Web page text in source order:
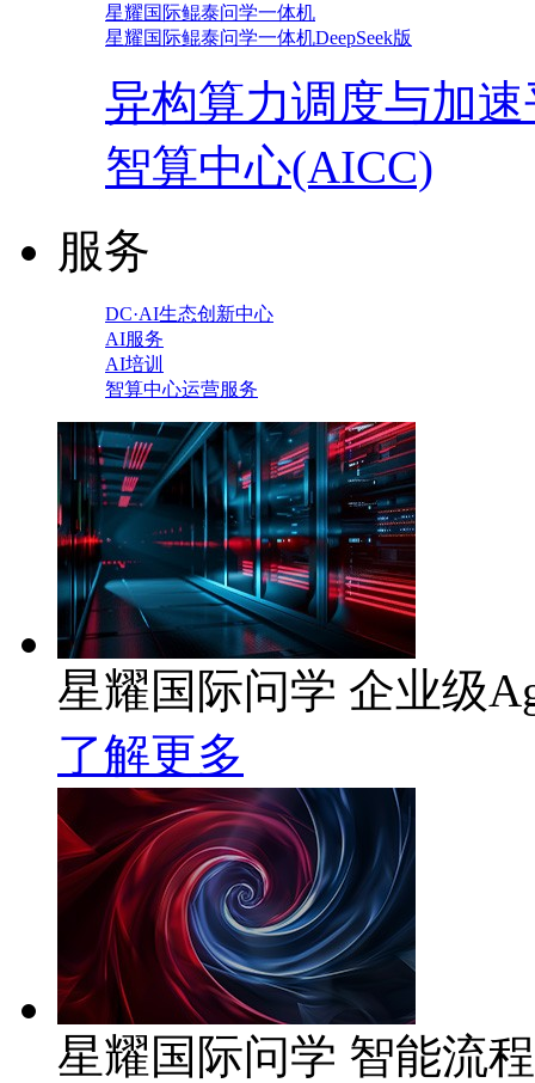
星耀国际鲲泰问学一体机
星耀国际鲲泰问学一体机DeepSeek版
异构算力调度与加
智算中心(AICC)
服务
DC·AI生态创新中心
AI服务
AI培训
智算中心运营服务
星耀国际问学 企业级
了解更多
星耀国际问学 智能流